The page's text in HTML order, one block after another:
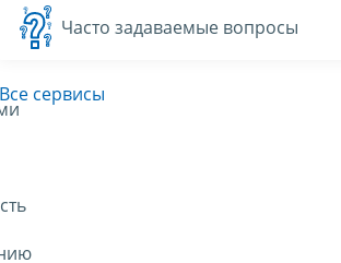
Часто задаваемые вопросы
Все сервисы